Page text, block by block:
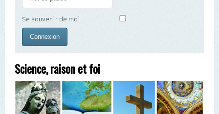
Se souvenir de moi
Science, raison et foi